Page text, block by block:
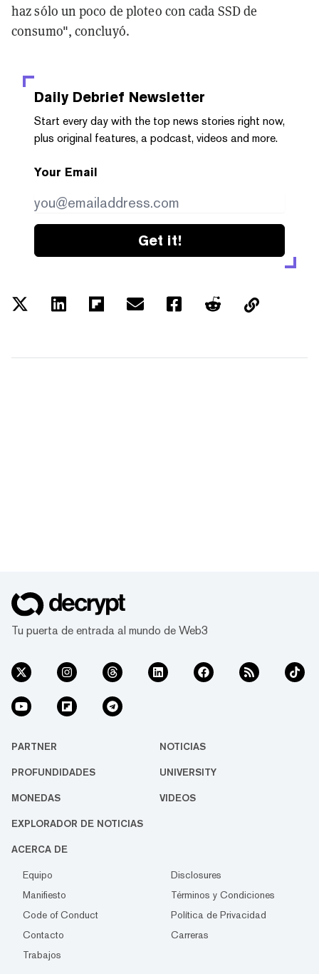
haz sólo un poco de ploteo con cada SSD de
consumo", concluyó.
Daily Debrief Newsletter
Start every day with the top news stories right now,
plus original features, a podcast, videos and more.
Your Email
Get it!
Tu puerta de entrada al mundo de Web3
PARTNER NOTICIAS
PROFUNDIDADES UNIVERSITY
MONEDAS VIDEOS
EXPLORADOR DE NOTICIAS
ACERCA DE
Equipo
Disclosures
Manifiesto
Términos y Condiciones
Code of Conduct
Política de Privacidad
Contacto
Carreras
Trabajos